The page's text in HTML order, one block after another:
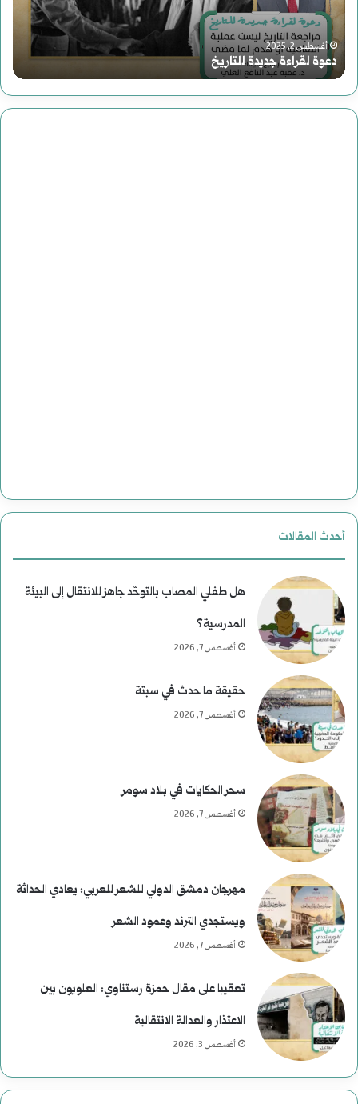
للتاريخ
أغسطس 2, 2025
دعوة لقراءة جديدة للتاريخ
أحدث المقالات
هل طفلي المصاب بالتوحّد جاهز للانتقال إلى البيئة
المدرسية؟
أغسطس 7, 2026
حقيقة ما حدث في سبتة
أغسطس 7, 2026
سحر الحكايات في بلاد سومر
أغسطس 7, 2026
مهرجان دمشق الدولي للشعر للعربي: يعادي الحداثة
ويستجدي الترند وعمود الشعر
أغسطس 7, 2026
تعقيبا على مقال حمزة رستناوي: العلويون بين
الاعتذار والعدالة الانتقالية
أغسطس 3, 2026